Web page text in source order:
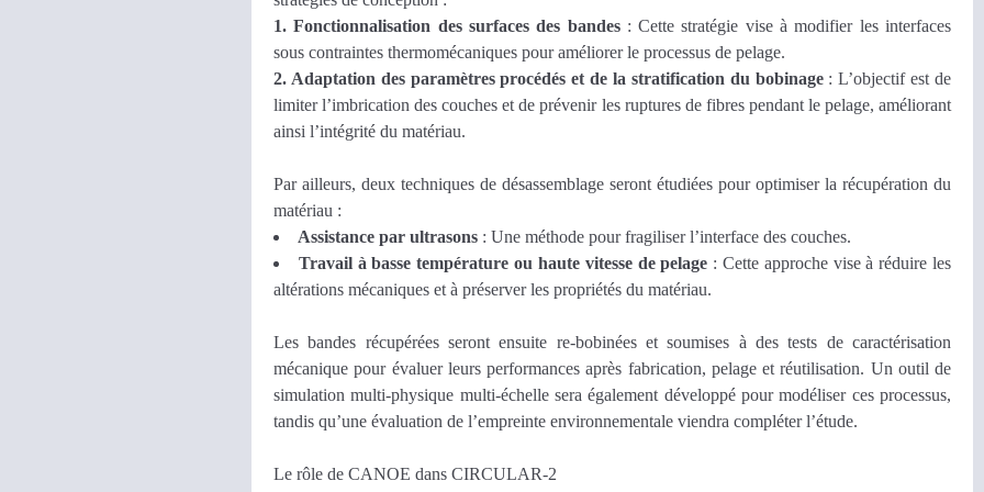
1. Fonctionnalisation des surfaces des bandes: Cette stratégie vise à modifier les interfaces
sous contraintes thermomécaniques pour améliorer le processus de pelage.
2. Adaptation des paramètres procédés et de la stratification du bobinage: L’objectif est de
limiter l’imbrication des couches et de prévenir les ruptures de fibres pendant le pelage, améliorant
ainsi l’intégrité du matériau.
Par ailleurs, deux techniques de désassemblage seront étudiées pour optimiser la récupération du
matériau :
Assistance par ultrasons : Une méthode pour fragiliser l’interface des couches.
Travail à basse température ou haute vitesse de pelage : Cette approche vise à réduire les
altérations mécaniques et à préserver les propriétés du matériau.
Les bandes récupérées seront ensuite re-bobinées et soumises à des tests de caractérisation
mécanique pour évaluer leurs performances après fabrication, pelage et réutilisation. Un outil de
simulation multi-physique multi-échelle sera également développé pour modéliser ces processus,
tandis qu’une évaluation de l’empreinte environnementale viendra compléter l’étude.
Le rôle de CANOE dans CIRCULAR-2